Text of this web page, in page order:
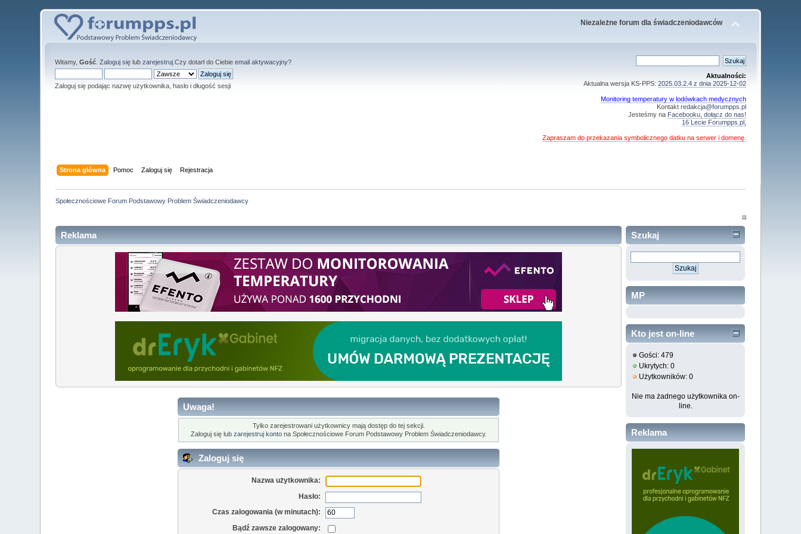
Niezależne forum dla świadczeniodawców
Witamy,Gość .Zaloguj się lubzarejestruj .Czy dotarł do Ciebieemail aktywacyjny?
Zaloguj się podając nazwę użytkownika, hasło i długość sesji
Aktualności:
Aktualna wersja KS-PPS: 2025.03.2.4 z dnia 2025-12-02
Monitoring temperatury w lodówkach medycznych
Kontakt redakcja@forumpps.pl
Jesteśmy na Facebooku, dołącz do nas!
16 Lecie Forumpps.pl,
Zapraszam do przekazania symbolicznego datku na serwer i domenę.
Strona główna Pomoc Zaloguj się Rejestracja
Społecznościowe Forum Podstawowy Problem Świadczeniodawcy
Reklama
Uwaga!
Tylko zarejestrowani użytkownicy mają dostęp do tej sekcji.
Zaloguj się lub zarejestruj kontona Społecznościowe Forum Podstawowy Problem Świadczeniodawcy.
Zaloguj się
Nazwa użytkownika:
Hasło:
Czas zalogowania (w minutach):
Bądź zawsze zalogowany:
Szukaj
MP
Kto jest on-line
Gości: 479
Ukrytych: 0
Użytkowników: 0
Nie ma żadnego użytkownika on-
line.
Reklama